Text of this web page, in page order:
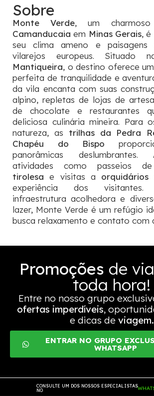
Sobre
Monte Verde, um
Camanducaia em Minas Gerais, é
seu clima ameno e paisagens
vilarejos europeus. Situado
Mantiqueira, o destino oferece
perfeita de tranquilidade e
da vila encanta com suas
alpino, repletas de lojas de
de chocolate e restaurantes
deliciosa culinária mineira. Para
natureza, as trilhas da Pedra
Chapéu do Bispo
panorâmicas
atividades como passeios
tirolesa e visitas a orquidários
experiência dos
infraestrutura acolhedora e
lazer, Monte Verde é um refúgio
busca relaxamento e contato com
Promoções de
toda hora!
Entre no nosso grupo
ofertas imperdíveis,
e dicas de viagem.
ENTRAR NO GRUPO
WHATSAPP
CONSULTE UM DOS NOSSOS ESPECIALISTAS
NO